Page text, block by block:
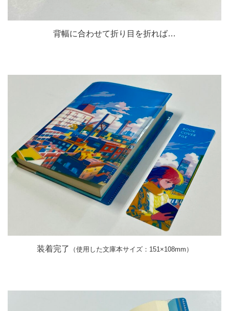
背幅に合わせて折り目を折れば…
装着完了 （使用した文庫本サイズ：151×108mm）